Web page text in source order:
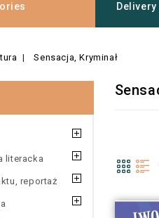
Delivery
Sensacja, Kryminał
literacka
reportaż